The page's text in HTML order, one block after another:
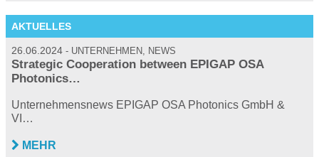
AKTUELLES
26.06.2024 UNTERNEHMEN, NEWS
Strategic Cooperation between EPIGAP OSA
Photonics…
Unternehmensnews EPIGAP OSA Photonics GmbH &
VI…
MEHR